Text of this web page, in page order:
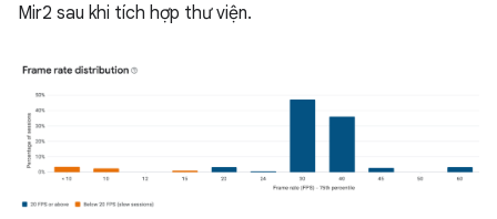
Mir2 sau khi tích hợp thư viện.